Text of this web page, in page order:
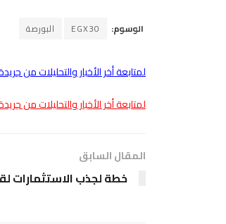
الوسوم: EGX30 البورصة
لمتابعة أخر الأخبار والتحليلات من
لمتابعة أخر الأخبار والتحليلات من
المقال السابق
خطة لجذب الاستثمارات